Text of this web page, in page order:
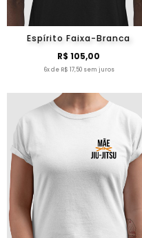
Espírito Faixa-Branca
R$ 105,00
6x de R$ 17,50 sem juros